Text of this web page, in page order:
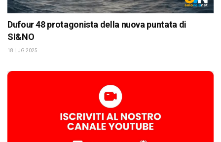
Dufour 48 protagonista della nuova puntata di
SI&NO
18 LUG 2025